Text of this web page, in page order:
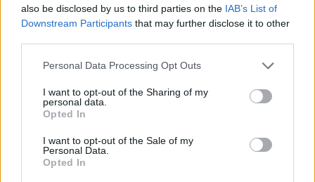
also be disclosed by us to third parties on the IAB’s List of
Downstream Participants that may further disclose it to other
Please note that this website/app uses one or more Google
not limited to your visit or usage behaviour. You may click to
grant or deny consent to Google and its third-party tags to
use your data for below specified purposes in below Google
consent section.
Personal Data Processing Opt Outs
I want to opt-out of the Sharing of my
personal data.
Opted In
I want to opt-out of the Sale of my
Personal Data.
Opted In